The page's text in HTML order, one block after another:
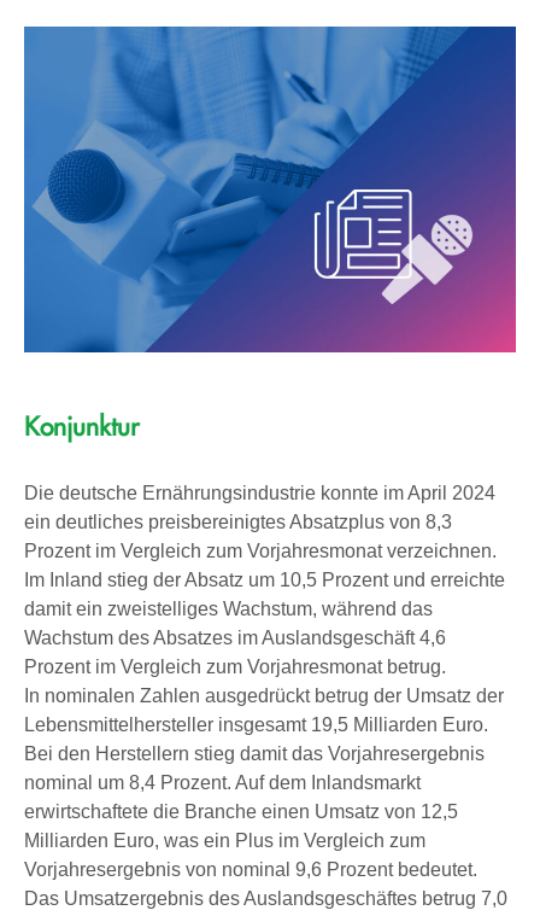
Konjunktur
Die deutsche Ernährungsindustrie konnte im April 2024
ein deutliches preisbereinigtes Absatzplus von 8,3
Prozent im Vergleich zum Vorjahresmonat verzeichnen.
Im Inland stieg der Absatz um 10,5 Prozent und erreichte
damit ein zweistelliges Wachstum, während das
Wachstum des Absatzes im Auslandsgeschäft 4,6
Prozent im Vergleich zum Vorjahresmonat betrug.
In nominalen Zahlen ausgedrückt betrug der Umsatz der
Lebensmittelhersteller insgesamt 19,5 Milliarden Euro.
Bei den Herstellern stieg damit das Vorjahresergebnis
nominal um 8,4 Prozent. Auf dem Inlandsmarkt
erwirtschaftete die Branche einen Umsatz von 12,5
Milliarden Euro, was ein Plus im Vergleich zum
Vorjahresergebnis von nominal 9,6 Prozent bedeutet.
Das Umsatzergebnis des Auslandsgeschäftes betrug 7,0